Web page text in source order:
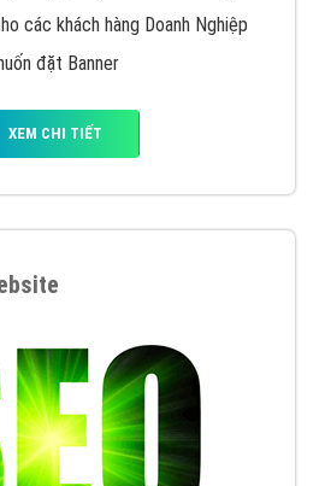
các khách hàng Doanh Nghiệp
đặt Banner
XEM CHI TIẾT